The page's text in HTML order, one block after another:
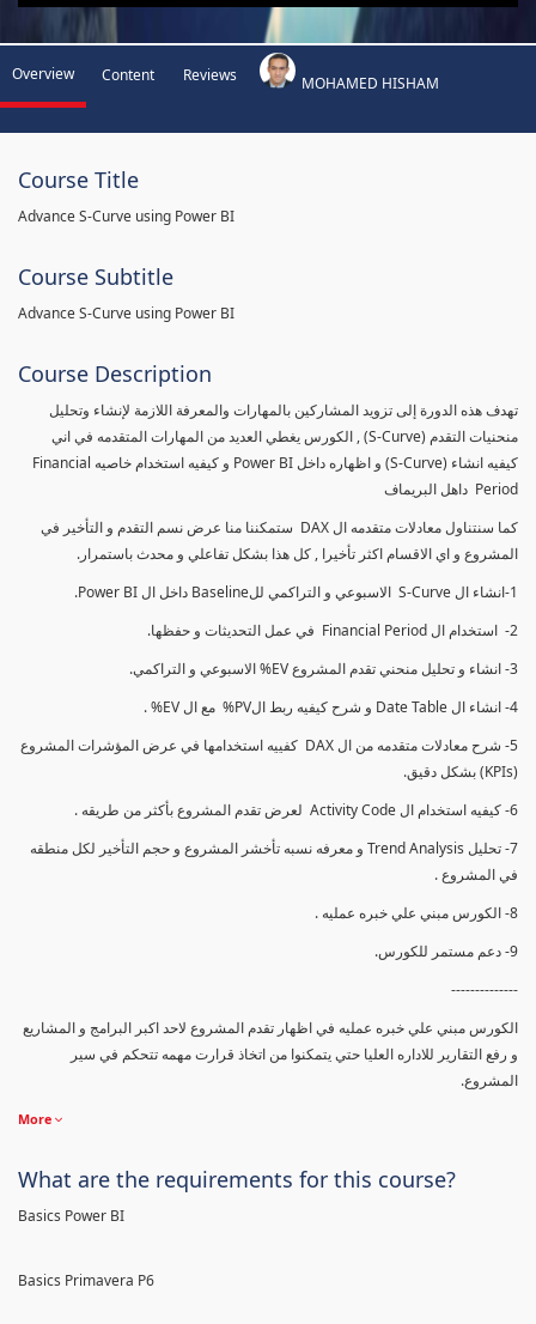
Overview Content Reviews MOHAMED HISHAM
Course Title
Advance S-Curve using Power BI
Course Subtitle
Advance S-Curve using Power BI
Course Description
تهدف هذه الدورة إلى تزويد المشاركين بالمهارات والمعرفة اللازمة لإنشاء وتحليل
منحنيات التقدم (S-Curve) , الكورس يغطي العديد من المهارات المتقدمه في اني
كيفيه انشاء (S-Curve) و اظهاره داخل Power BI و كيفيه استخدام خاصيه Financial
Period داهل البريماف
كما سنتناول معادلات متقدمه ال DAX ستمكننا منا عرض نسم التقدم و التأخير في
المشروع و اي الاقسام اكثر تأخيرا , كل هذا بشكل تفاعلي و محدث باستمرار.
1-انشاء ال S-Curve الاسبوعي و التراكمي للBaseline داخل ال Power BI.
2- استخدام ال Financial Period في عمل التحديثات و حفظها.
3- انشاء و تحليل منحني تقدم المشروع EV% الاسبوعي و التراكمي.
4- انشاء ال Date Table و شرح كيفيه ربط الPV% مع ال EV% .
5- شرح معادلات متقدمه من ال DAX كفييه استخدامها في عرض المؤشرات المشروع
(KPIs) بشكل دقيق.
6- كيفيه استخدام ال Activity Code لعرض تقدم المشروع بأكثر من طريقه .
7- تحليل Trend Analysis و معرفه نسبه تأخشر المشروع و حجم التأخير لكل منطقه
في المشروع .
8- الكورس مبني علي خبره عمليه .
9- دعم مستمر للكورس.
--------------
الكورس مبني علي خبره عمليه في اظهار تقدم المشروع لاحد اكبر البرامج و المشاريع
و رفع التقارير للاداره العليا حتي يتمكنوا من اتخاذ قرارت مهمه تتحكم في سير
المشروع.
More
What are the requirements for this course?
Basics Power BI
Basics Primavera P6